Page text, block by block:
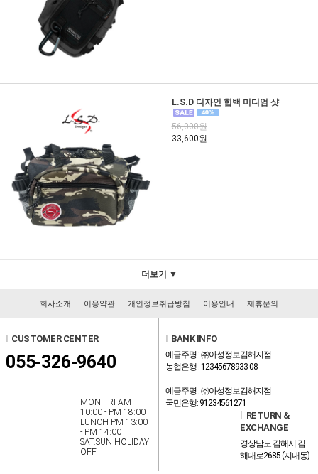
L.S.D 디자인 힙백 미디엄 샷
56,000원
33,600원
더보기 ▼
회사소개 이용약관 개인정보취급방침 이용안내 제휴문의
l CUSTOMER CENTER
055-326-9640
MON-FRI AM
10:00 - PM 18:00
LUNCH PM 13:00
- PM 14:00
SAT.SUN HOLIDAY
OFF
l BANK INFO
예금주명 : ㈜아성정보김해지점
농협은행 : 12345678933-08
예금주명 : ㈜아성정보김해지점
국민은행: 91234561271
l RETURN &
EXCHANGE
경상남도 김해시 김
해대로2685 (지내동)